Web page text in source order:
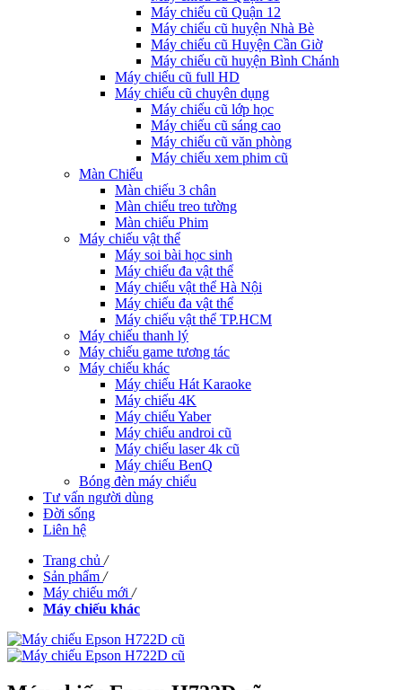
Máy chiếu cũ Quận 12
Máy chiếu cũ huyện Nhà Bè
Máy chiếu cũ Huyện Cần Giờ
Máy chiếu cũ huyện Bình Chánh
Máy chiếu cũ full HD
Máy chiếu cũ chuyên dụng
Máy chiếu cũ lớp học
Máy chiếu cũ sáng cao
Máy chiếu cũ văn phòng
Máy chiếu xem phim cũ
Màn Chiếu
Màn chiếu 3 chân
Màn chiếu treo tường
Màn chiếu Phim
Máy chiếu vật thể
Máy soi bài học sinh
Máy chiếu đa vật thể
Máy chiếu vật thể Hà Nội
Máy chiếu đa vật thể
Máy chiếu vật thể TP.HCM
Máy chiếu thanh lý
Máy chiếu game tương tác
Máy chiếu khác
Máy chiếu Hát Karaoke
Máy chiếu 4K
Máy chiếu Yaber
Máy chiếu androi cũ
Máy chiếu laser 4k cũ
Máy chiếu BenQ
Bóng đèn máy chiếu
Tư vấn người dùng
Đời sống
Liên hệ
Trang chủ /
Sản phẩm /
Máy chiếu mới /
Máy chiếu khác